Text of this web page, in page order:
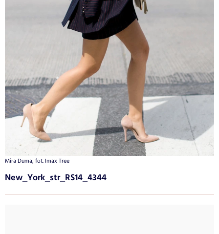
Mira Duma, fot. Imax Tree
New_York_str_RS14_4344